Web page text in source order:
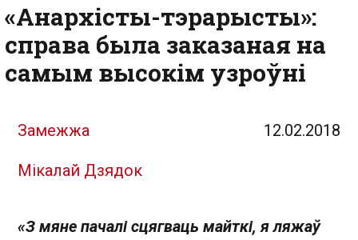
«Анархісты-тэрарысты»:
справа была заказаная на
самым высокім узроўні
Замежжа 12.02.2018
Мікалай Дзядок
«З мяне пачалі сцягваць майткі, я ляжаў